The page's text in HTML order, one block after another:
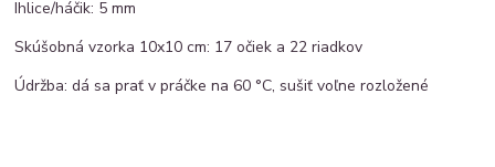
Ihlice/háčik: 5 mm
Skúšobná vzorka 10x10 cm: 17 očiek a 22 riadkov
Údržba: dá sa prať v práčke na 60 °C, sušiť voľne rozložené